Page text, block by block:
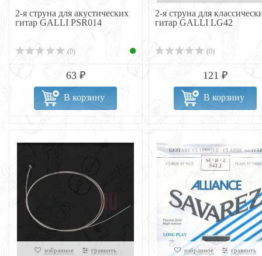
2-я струна для акустических
гитар GALLI PSR014
(0)
63 ₽
В корзину
2-я струна для
гитар GALLI LG42
(0)
121 ₽
В корзину
избранное сравнить избранное сравнить